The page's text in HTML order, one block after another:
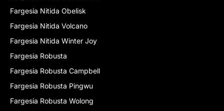
Fargesia Nitida Obelisk
Fargesia Nitida Volcano
Fargesia Nitida Winter Joy
Fargesia Robusta
Fargesia Robusta Campbell
Fargesia Robusta Pingwu
Fargesia Robusta Wolong